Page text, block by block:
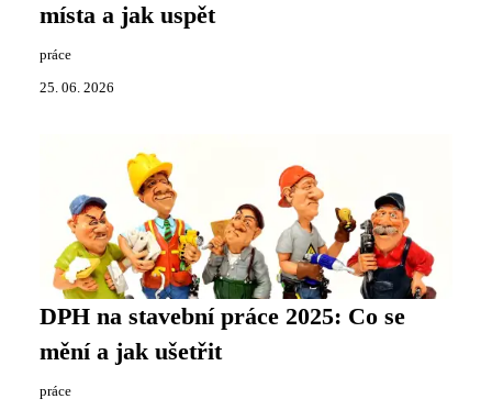
místa a jak uspět
práce
25. 06. 2026
DPH na stavební práce 2025: Co se
mění a jak ušetřit
práce